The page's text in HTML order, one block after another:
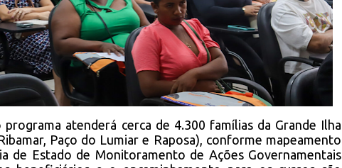
atenderá cerca de 4.300 famílias da Grande Ilha
Paço do Lumiar e Raposa), conforme mapeamento
de Estado de Monitoramento de Ações Governamentais